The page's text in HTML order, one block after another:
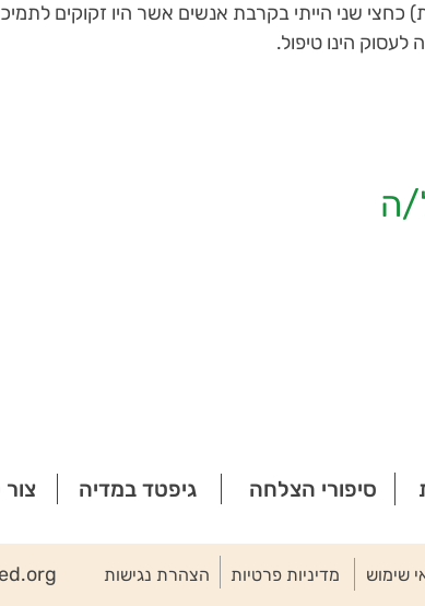
כחצי שני הייתי בקרבת אנשים אשר היו זקוקים
הינו טיפול.
ה
גיפטד במדיה סיפורי הצלחה
הצהרת נגישות מדיניות פרטיות שימוש